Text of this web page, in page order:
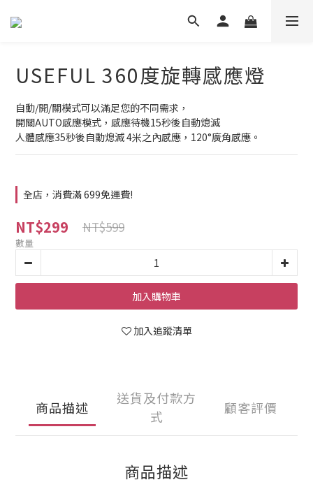
USEFUL 360度旋轉感應燈
自動/開/關模式可以滿足您的不同需求，
開關AUTO感應模式，感應待機15秒後自動熄滅
人體感應35秒後自動熄滅 4米之內感應，120°廣角感應。
全店，消費滿 699免運費!
NT$299 NT$599
數量
加入購物車
加入追蹤清單
商品描述
送貨及付款方
式
顧客評價
商品描述